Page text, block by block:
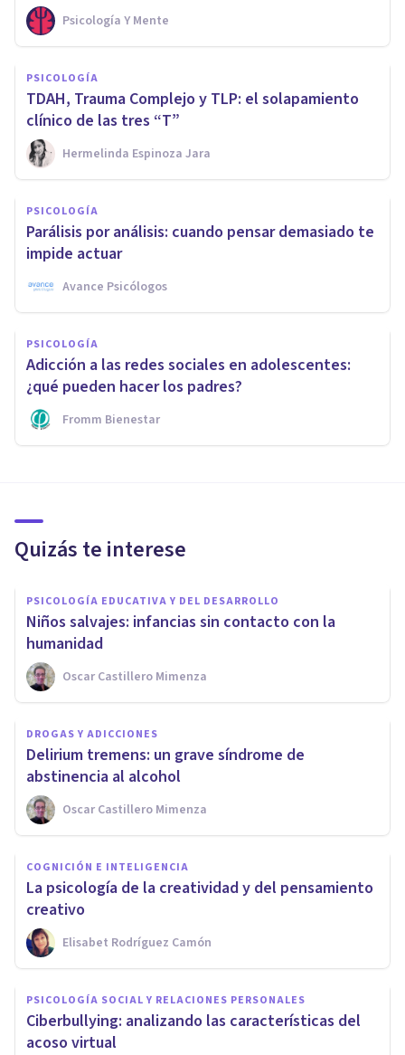
Psicología Y Mente
PSICOLOGÍA
TDAH, Trauma Complejo y TLP: el solapamiento
clínico de las tres “T”
Hermelinda Espinoza Jara
PSICOLOGÍA
Parálisis por análisis: cuando pensar demasiado te
impide actuar
Avance Psicólogos
PSICOLOGÍA
Adicción a las redes sociales en adolescentes:
¿qué pueden hacer los padres?
Fromm Bienestar
Quizás te interese
PSICOLOGÍA EDUCATIVA Y DEL DESARROLLO
Niños salvajes: infancias sin contacto con la
humanidad
Oscar Castillero Mimenza
DROGAS Y ADICCIONES
Delirium tremens: un grave síndrome de
abstinencia al alcohol
Oscar Castillero Mimenza
COGNICIÓN E INTELIGENCIA
​La psicología de la creatividad y del pensamiento
creativo
Elisabet Rodríguez Camón
PSICOLOGÍA SOCIAL Y RELACIONES PERSONALES
​Ciberbullying: analizando las características del
acoso virtual